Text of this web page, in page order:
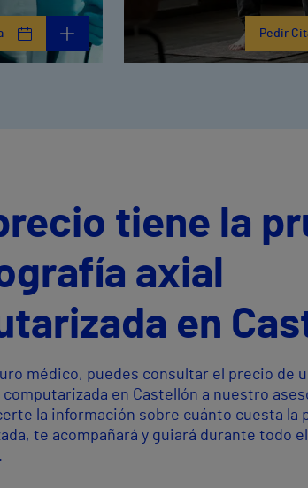
Pedir
tiene la
axial
en
médico, puedes consultar el precio de
computarizada en Castellón a nuestro
la información sobre cuánto cuesta la
te acompañará y guiará durante todo